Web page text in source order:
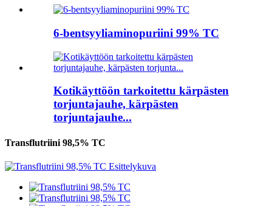
6-bentsyyliaminopuriini 99% TC
Kotikäyttöön tarkoitettu kärpästen
torjuntajauhe, kärpästen
torjuntajauhe...
Transflutriini 98,5% TC